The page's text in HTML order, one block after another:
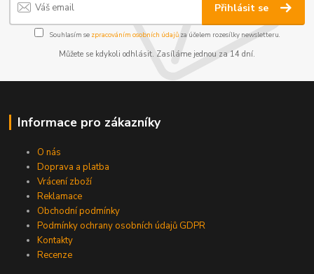
Přihlásit se
Souhlasím se zpracováním osobních údajůza účelem rozesílky newsletteru.
Můžete se kdykoli odhlásit. Zasíláme jednou za 14 dní.
Informace pro zákazníky
O nás
Doprava a platba
Vrácení zboží
Reklamace
Obchodní podmínky
Podmínky ochrany osobních údajů GDPR
Kontakty
Recenze